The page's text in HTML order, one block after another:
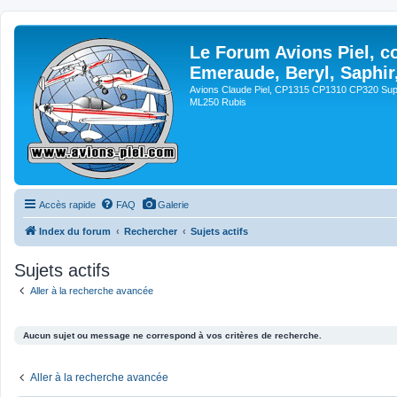
Le Forum Avions Piel,
Emeraude, Beryl,
Avions Claude Piel, CP1315 CP1310 CP320
ML250 Rubis
Accès rapide FAQ Galerie
Index du forum Rechercher Sujets actifs
Sujets actifs
Aller à la recherche avancée
Aucun sujet ou message ne correspond à vos critères de recherche.
Aller à la recherche avancée